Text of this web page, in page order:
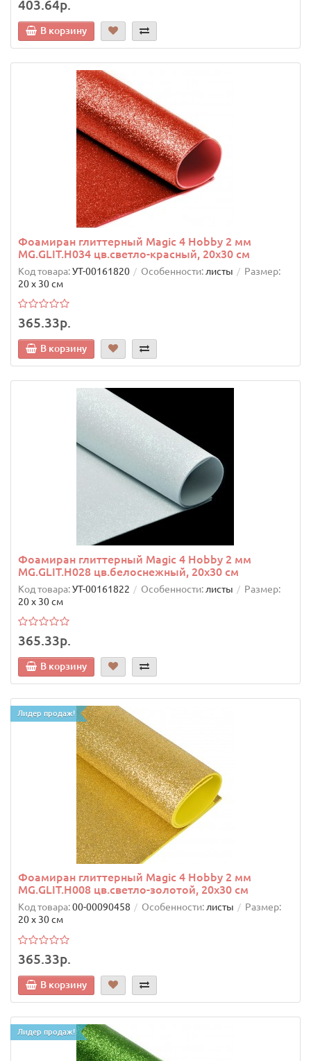
403.64р.
В корзину
Фоамиран глиттерный Magic 4 Hobby 2 мм
MG.GLIT.H034 цв.светло-красный, 20х30 см
Код товара:УТ-00161820 Особенности: листы
Размер:
20 х 30 см
365.33р.
В корзину
Фоамиран глиттерный Magic 4 Hobby 2 мм
MG.GLIT.H028 цв.белоснежный, 20х30 см
Код товара:УТ-00161822 Особенности: листы
Размер:
20 х 30 см
365.33р.
В корзину
Лидер продаж!
Фоамиран глиттерный Magic 4 Hobby 2 мм
MG.GLIT.H008 цв.светло-золотой, 20х30 см
Код товара:00-00090458 Особенности:листы
Размер:
20 х 30 см
365.33р.
В корзину
Лидер продаж!